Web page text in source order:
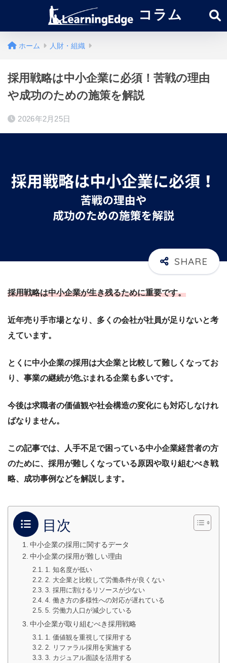
コラム
ホーム 人財・組織
採用戦略は中小企業に必須！苦戦の理由
や成功のための施策を解説
2026年2月25日
採用戦略は中小企業が生き残るために重要です。
近年売り手市場となり、多くの会社が社員が足りないと考
えています。
とくに中小企業の採用は大企業と比較して難しくなってお
り、事業の継続が危ぶまれる企業も多いです。
今後は求職者の価値観や社会構造の変化にも対応しなけれ
ばなりません。
この記事では、人手不足で困っている中小企業経営者の方
のために、採用が難しくなっている原因や取り組むべき戦
略、成功事例などを解説します。
目次
中小企業の採用に関するデータ
中小企業の採用が難しい理由
1. 知名度が低い
2. 大企業と比較して労働条件が良くない
3. 採用に割けるリソースが少ない
4. 働き方の多様性への対応が遅れている
5. 労働力人口が減少している
中小企業が取り組むべき採用戦略
1. 価値観を重視して採用する
2. リファラル採用を実施する
3. カジュアル面談を活用する